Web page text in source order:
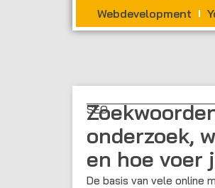
Webdevelopment
SEO
onderzoek,
en hoe voer
De basis van vele online